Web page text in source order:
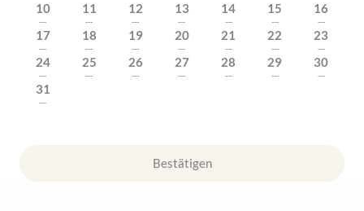
10
---
11
---
12
---
13
---
14
---
15
---
16
---
17
---
18
---
19
---
20
---
21
---
22
---
23
---
24
---
25
---
26
---
27
---
28
---
29
---
30
---
31
---
Bestätigen